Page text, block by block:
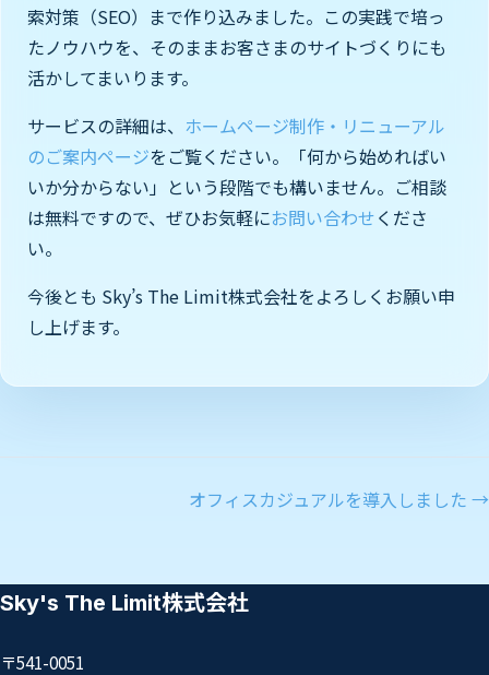
索対策（SEO）まで作り込みました。この実践で培っ
たノウハウを、そのままお客さまのサイトづくりにも
活かしてまいります。
サービスの詳細は、 ホームページ制作・リニューアル
のご案内ページをご覧ください。「何から始めればい
いか分からない」という段階でも構いません。ご相談
は無料ですので、ぜひお気軽にお問い合わせくださ
い。
今後とも Sky’s The Limit株式会社をよろしくお願い申
し上げます。
オフィスカジュアルを導入しました →
Sky's The Limit株式会社
〒541-0051